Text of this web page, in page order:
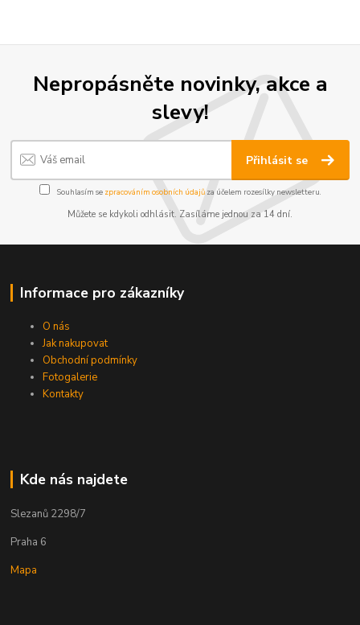
Nepropásněte novinky, akce a
slevy!
Přihlásit se
Souhlasím se zpracováním osobních údajůza účelem rozesílky newsletteru.
Můžete se kdykoli odhlásit. Zasíláme jednou za 14 dní.
Informace pro zákazníky
O nás
Jak nakupovat
Obchodní podmínky
Fotogalerie
Kontakty
Kde nás najdete
Slezanů 2298/7
Praha 6
Mapa